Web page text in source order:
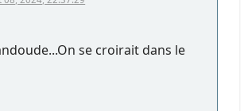
se croirait dans le